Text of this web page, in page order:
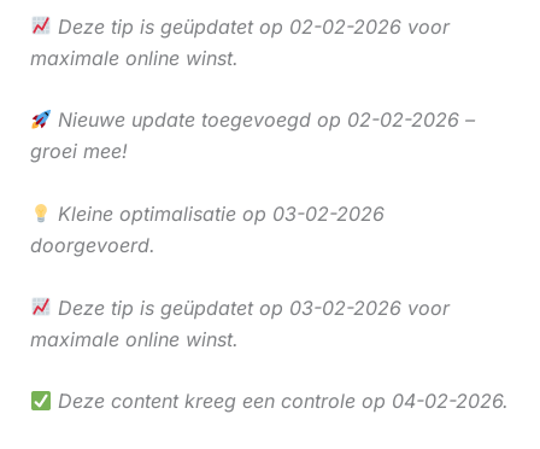
Deze tip is geüpdatet op 02-02-2026 voor
maximale online winst.
Nieuwe update toegevoegd op 02-02-2026 –
groei mee!
Kleine optimalisatie op 03-02-2026
doorgevoerd.
Deze tip is geüpdatet op 03-02-2026 voor
maximale online winst.
Deze content kreeg een controle op 04-02-2026.